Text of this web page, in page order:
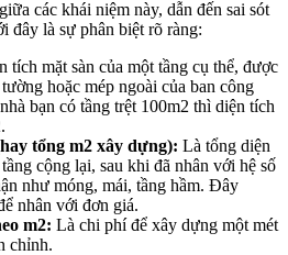
các khái niệm này, dẫn đến sai sót
đây là sự phân biệt rõ ràng:
tích mặt sàn của một tầng cụ thể, được
hoặc mép ngoài của ban công
bạn có tầng trệt 100m2 thì diện tích
tổng m2 xây dựng): Là tổng diện
cộng lại, sau khi đã nhân với hệ số
như móng, mái, tầng hầm. Đây
nhân với đơn giá.
m2: Là chi phí để xây dựng một mét
chỉnh.